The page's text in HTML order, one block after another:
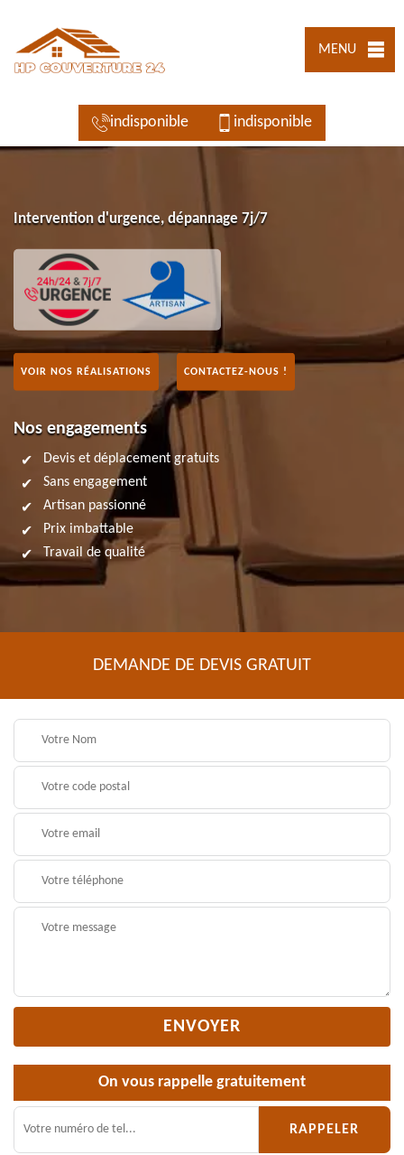
MENU
indisponible indisponible
Intervention d'urgence, dépannage 7j/7
VOIR NOS RÉALISATIONS CONTACTEZ-NOUS !
Nos engagements
Devis et déplacement gratuits
Sans engagement
Artisan passionné
Prix imbattable
Travail de qualité
DEMANDE DE DEVIS GRATUIT
On vous rappelle gratuitement